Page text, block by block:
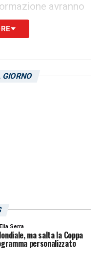
avranno
Claudio Ranieri
aFabio Liverani
i bianconeri
GIORNO
Elia Serra
ma salta la Coppa
personalizzato